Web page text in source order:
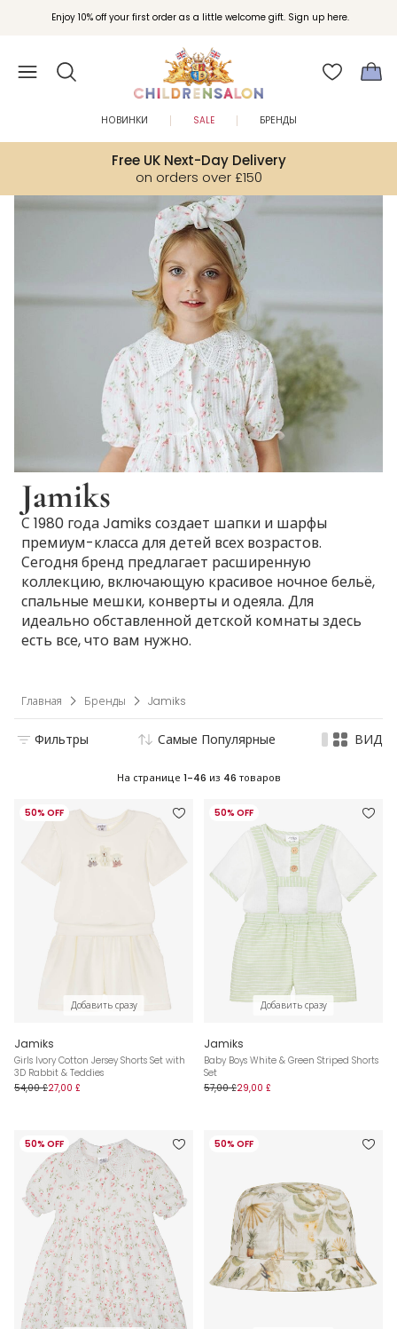
Enjoy 10% off your first order as a little welcome gift. Sign up here.
Вступайте в клуб Бонусы Childrensalon для эксклюзивных привилегий при
покупках.
Free UK Next-Day Delivery
on orders over £150
НОВИНКИ SALE БРЕНДЫ
Jamiks
С 1980 года Jamiks создает шапки и шарфы
премиум-класса для детей всех возрастов.
Сегодня бренд предлагает расширенную
коллекцию, включающую красивое ночное бельё,
спальные мешки, конверты и одеяла. Для
идеально обставленной детской комнаты здесь
есть все, что вам нужно.
Главная Бренды Jamiks
Фильтры Самые Популярные ВИД
На странице 1-46 из 46 товаров
50% OFF
Добавить сразу
Jamiks
Girls Ivory Cotton Jersey Shorts Set with
3D Rabbit & Teddies
54,00 £27,00 £
50% OFF
Добавить сразу
Jamiks
Baby Boys White & Green Striped Shorts
Set
57,00 £29,00 £
50% OFF 50% OFF